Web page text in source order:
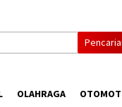
OLAHRAGA